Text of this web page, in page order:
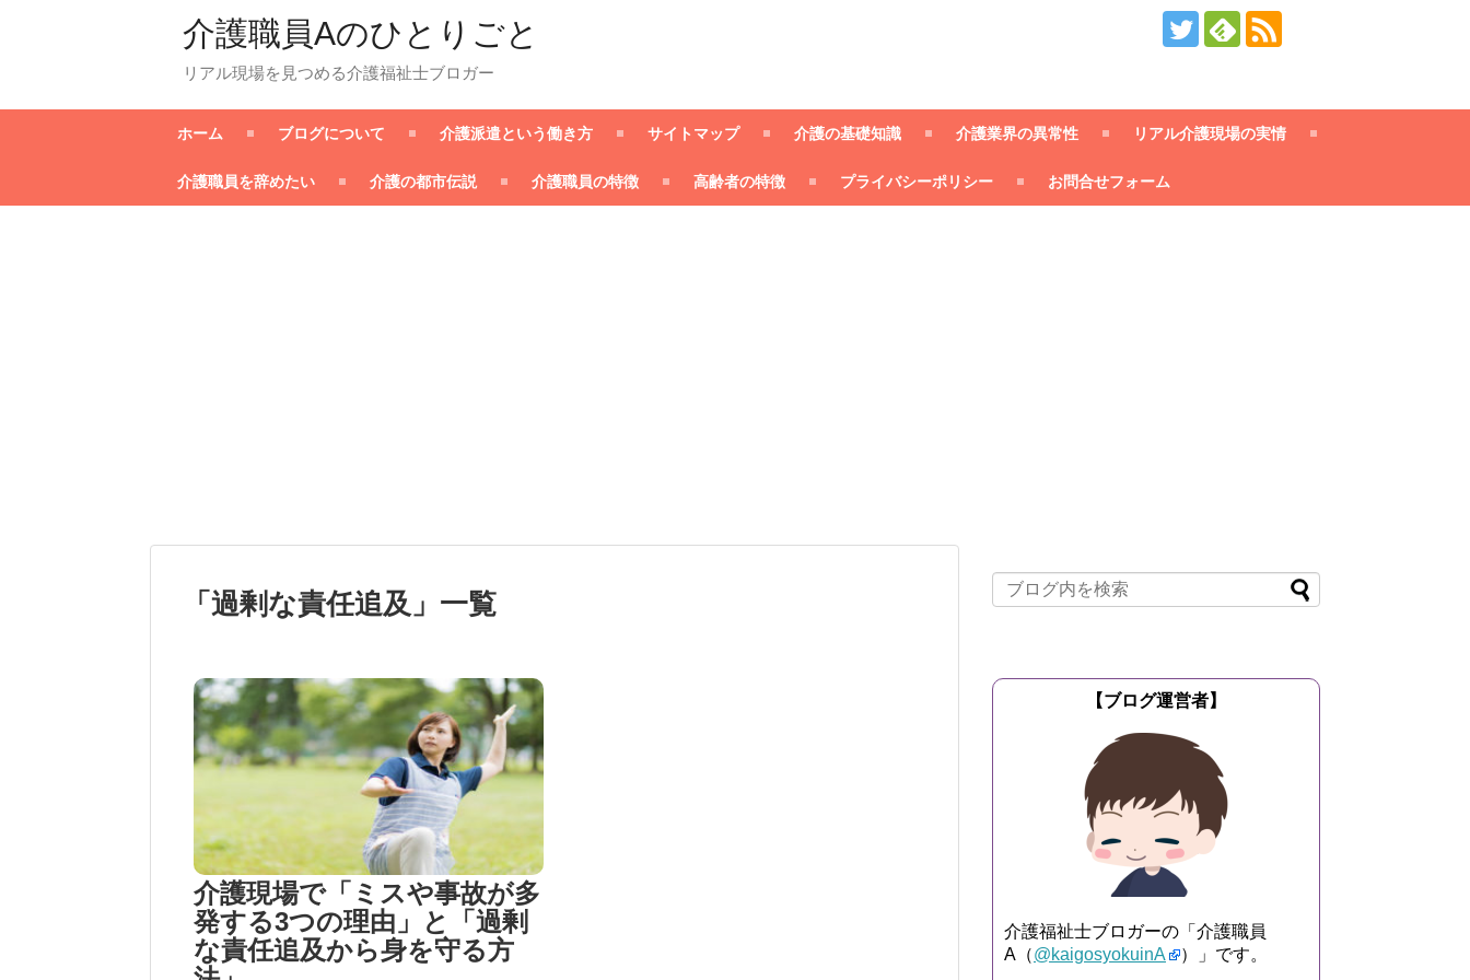
介護職員Aのひとりごと
リアル現場を見つめる介護福祉士ブロガー
ホーム ブログについて 介護派遣という働き方 サイトマップ 介護の基礎知識 介護業界の異常性 リアル介護現場の実情
介護職員を辞めたい 介護の都市伝説 介護職員の特徴 高齢者の特徴 プライバシーポリシー お問合せフォーム
「 過剰な責任追及 」 一覧
介護現場で「ミスや事故が多
発する3つの理由」と「過剰
な責任追及から身を守る方
【ブログ運営者】
介護福祉士ブロガーの「介護職員
A（@kaigosyokuinA ）」です。